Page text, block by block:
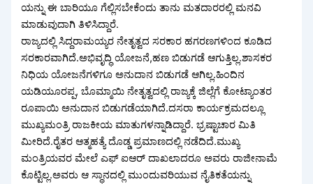
ಯನ್ನು ಈ ಬಾರಿಯೂ ಗೆಲ್ಲಿಸಬೇಕೆಂದು ತಾನು ಮತದಾರರಲ್ಲಿ ಮನವಿ
ಮಾಡುವುದಾಗಿ ತಿಳಿಸಿದ್ದಾರೆ.
ರಾಜ್ಯದಲ್ಲಿ ಸಿದ್ದರಾಮಯ್ಯರ ನೇತೃತ್ವದ ಸರಕಾರ ಹಗರಣಗಳಿಂದ ಕೂಡಿದ
ಸರಕಾರವಾಗಿದೆ.ಅಭಿವೃದ್ಧಿ ಯೋಜನೆ,ಹಣ ಬಿಡುಗಡೆ ಆಗುತ್ತಿಲ್ಲ.ಶಾಸಕರ
ನಿಧಿಯ ಯೋಜನೆಗಳಿಗೂ ಅನುದಾನ ಬಿಡುಗಡೆ ಆಗಿಲ್ಲ.ಹಿಂದಿನ
ಯಡಿಯೂರಪ್ಪ, ಬೊಮ್ಮಾಯಿ ನೇತೃತ್ವದಲ್ಲಿ ರಾಜ್ಯಕ್ಕೆ ಜಿಲ್ಲೆಗೆ ಕೋಟ್ಯಾಂತರ
ರೂಪಾಯಿ ಅನುದಾನ ಬಿಡುಗಡೆಯಾಗಿದೆ.ದಸರಾ ಕಾರ್ಯಕ್ರಮದಲ್ಲೂ
ಮುಖ್ಯಮಂತ್ರಿ ರಾಜಕೀಯ ಮಾತುಗಳನ್ನಾಡಿದ್ದಾರೆ. ಭ್ರಷ್ಟಾಚಾರ ಮಿತಿ
ಮೀರಿದೆ.ರೈತರ ಆತ್ಮಹತ್ಯೆ ದೊಡ್ಡ ಪ್ರಮಾಣದಲ್ಲಿ ನಡೆದಿದೆ.ಮುಖ್ಯ
ಮಂತ್ರಿಯವರ ಮೇಲೆ ಎಫ್ ಐಆರ್ ದಾಖಲಾದರೂ ಅವರು ರಾಜೀನಾಮೆ
ಕೊಟ್ಟಿಲ್ಲ.ಅವರು ಆ ಸ್ಥಾನದಲ್ಲಿ ಮುಂದುವರಿಯುವ ನೈತಿಕತೆಯನ್ನು